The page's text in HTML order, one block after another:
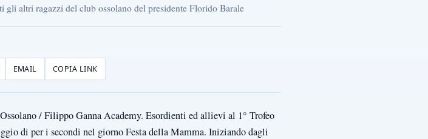
altri ragazzi del club ossolano del presidente Florido Barale
EMAIL COPIA LINK
/ Filippo Ganna Academy. Esordienti ed allievi al 1° Trofeo
di per i secondi nel giorno Festa della Mamma. Iniziando dagli